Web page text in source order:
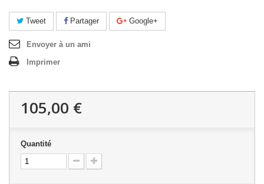
Tweet Partager Google+
Envoyer à un ami
Imprimer
105,00 €
Quantité